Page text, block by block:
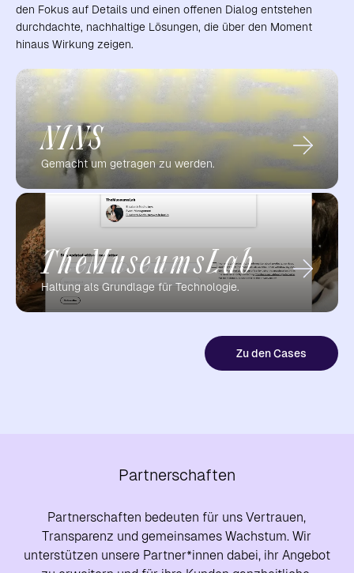
den Fokus auf Details und einen offenen Dialog entstehen
durchdachte, nachhaltige Lösungen, die über den Moment
hinaus Wirkung zeigen.
NINS
Gemacht um getragen zu werden.
TheMuseumsLab
Haltung als Grundlage für Technologie.
Zu den Cases
Partnerschaften
Partnerschaften bedeuten für uns Vertrauen,
Transparenz und gemeinsames Wachstum. Wir
unterstützen unsere Partner*innen dabei, ihr Angebot